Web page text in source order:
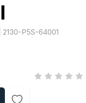
P5S-64001